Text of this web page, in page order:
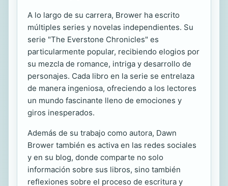
A lo largo de su carrera, Brower ha escrito
múltiples series y novelas independientes. Su
serie "The Everstone Chronicles" es
particularmente popular, recibiendo elogios por
su mezcla de romance, intriga y desarrollo de
personajes. Cada libro en la serie se entrelaza
de manera ingeniosa, ofreciendo a los lectores
un mundo fascinante lleno de emociones y
giros inesperados.
Además de su trabajo como autora, Dawn
Brower también es activa en las redes sociales
y en su blog, donde comparte no solo
información sobre sus libros, sino también
reflexiones sobre el proceso de escritura y